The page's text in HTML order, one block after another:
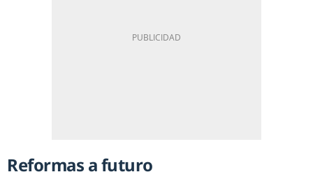
Reformas a futuro